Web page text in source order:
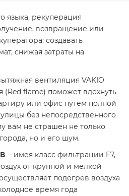
языка, рекуперация
возвращение или
создавать
снижая затраты на
вентиляция VAKIO
(Red flame) поможет вдохнуть
или офис путем полной
без непосредственного
вам не страшен не только
но и его шум.
- имея класс фильтрации F7,
от крупной и мелкой
подогрев воздуха
время года